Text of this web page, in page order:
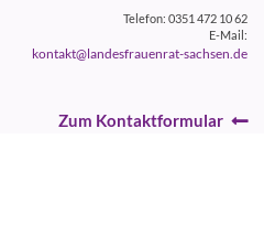
Telefon: 0351 472 10 62
E-Mail:
kontakt@landesfrauenrat-sachsen.de
Zum Kontaktformular